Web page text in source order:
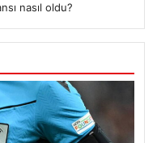
nasıl oldu?